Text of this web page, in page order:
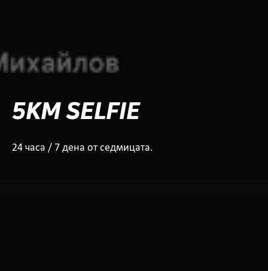
5KM SELFIE
24 часа / 7 дена от седмицата.